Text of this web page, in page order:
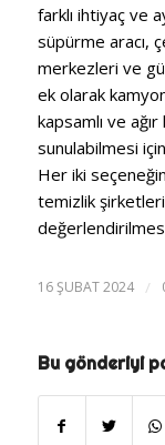
farklı ihtiyaç ve
süpürme aracı,
merkezleri ve
ek olarak
kapsamlı ve
sunulabilmesi
Her iki
temizlik
16 ŞUBAT 2024 /
Bu gönderiyi